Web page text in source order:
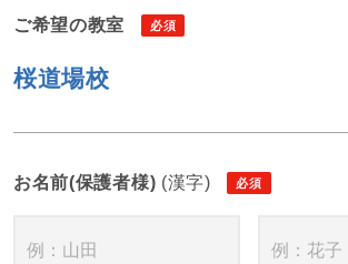
ご希望の教室
桜道場校
お名前(保護者様) (漢字)